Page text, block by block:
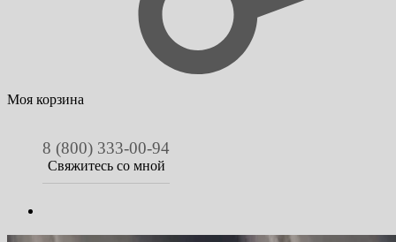
Моя корзина
8 (800) 333-00-94
Свяжитесь со мной